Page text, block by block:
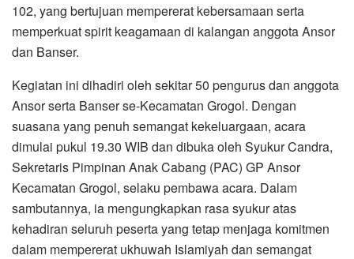
102, yang bertujuan mempererat kebersamaan serta
memperkuat spirit keagamaan di kalangan anggota Ansor
dan Banser.
Kegiatan ini dihadiri oleh sekitar 50 pengurus dan anggota
Ansor serta Banser se-Kecamatan Grogol. Dengan
suasana yang penuh semangat kekeluargaan, acara
dimulai pukul 19.30 WIB dan dibuka oleh Syukur Candra,
Sekretaris Pimpinan Anak Cabang (PAC) GP Ansor
Kecamatan Grogol, selaku pembawa acara. Dalam
sambutannya, ia mengungkapkan rasa syukur atas
kehadiran seluruh peserta yang tetap menjaga komitmen
dalam mempererat ukhuwah Islamiyah dan semangat